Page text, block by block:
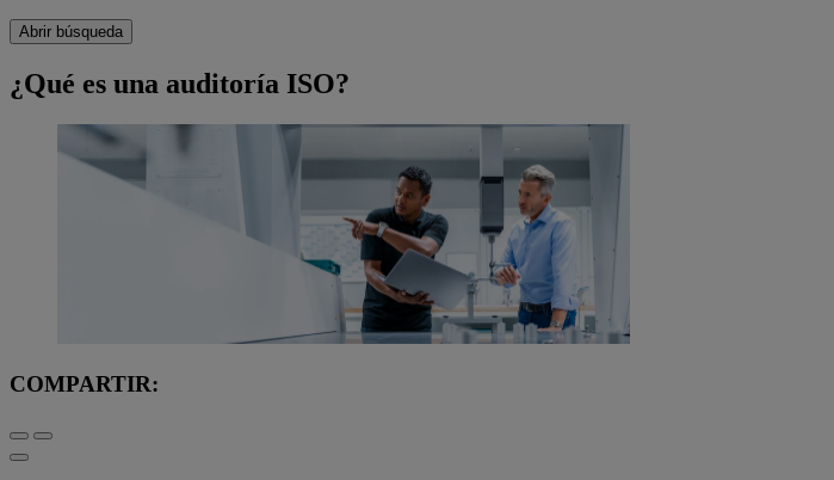
Abrir búsqueda
¿Qué es una auditoría ISO?
COMPARTIR: